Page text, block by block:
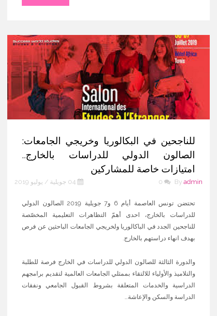
للناجحين في البكالوريا وخريجي الجامعات:
الصالون الدولي للدراسات بالخارج..
امتيازات خاصة للمشاركين
By admin
تحتضن تونس العاصمة أيام 6 و7 جويلية 2019 الصالون الدولي
للدراسات بالخارج، احدى أهمّ التظاهرات التعليمية المخصّصة
للناجحين الجدد في الباكالوريا ولخريجي الجامعات الباحثين عن فرص
بهدف انهاء دراستهم بالخارج.
والدورة الثالثة للصالون الدولي للدراسات في الخارج فرصة للطلبة
والتلاميذ والأولياء للالتقاء بممثلي الجامعات العالمية لتقديم برامجهم
الدراسية والخدمات المتعلقة بشروط القبول الجامعي ونفقات
الدراسة والسكن والإعاشة…